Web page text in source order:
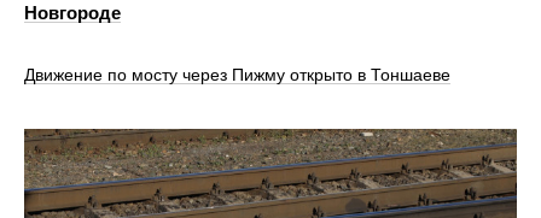
Новгороде
Движение по мосту через Пижму открыто в Тоншаеве